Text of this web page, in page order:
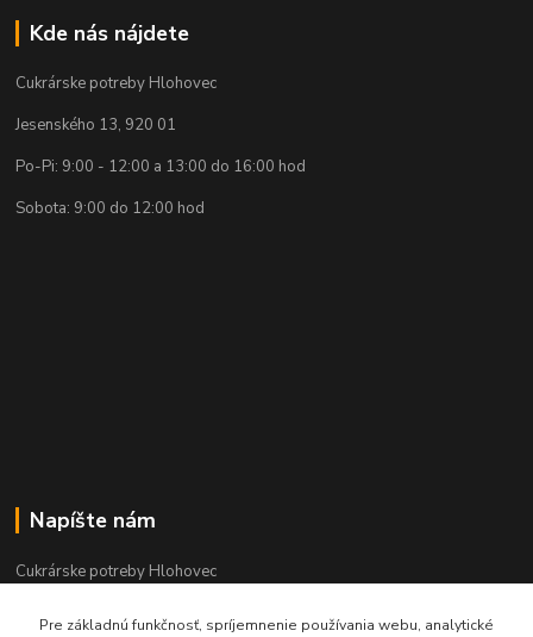
Kde nás nájdete
Cukrárske potreby Hlohovec
Jesenského 13, 920 01
Po-Pi: 9:00 - 12:00 a 13:00 do 16:00 hod
Sobota: 9:00 do 12:00 hod
Napíšte nám
Cukrárske potreby Hlohovec
Pre základnú funkčnosť, spríjemnenie používania webu, analytické